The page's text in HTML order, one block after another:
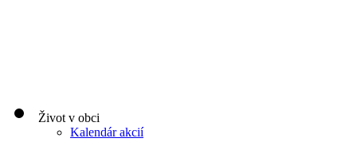
Život v obci
Kalendár akcií